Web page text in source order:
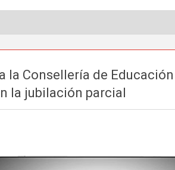
la Consellería de
la jubilación parcial